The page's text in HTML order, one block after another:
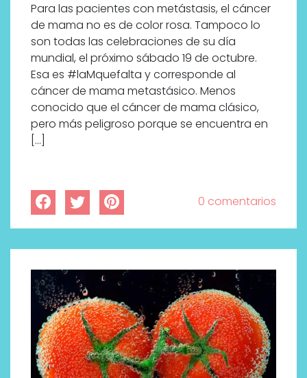
Para las pacientes con metástasis, el cáncer
de mama no es de color rosa. Tampoco lo
son todas las celebraciones de su día
mundial, el próximo sábado 19 de octubre.
Esa es #laMquefalta y corresponde al
cáncer de mama metastásico. Menos
conocido que el cáncer de mama clásico,
pero más peligroso porque se encuentra en
[…]
0 comentarios